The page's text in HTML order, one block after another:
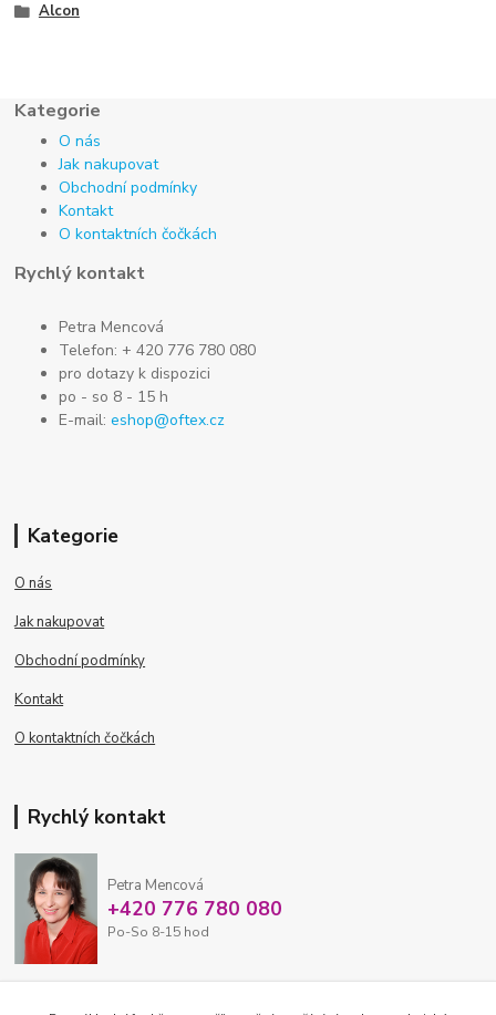
Alcon
Kategorie
O nás
Jak nakupovat
Obchodní podmínky
Kontakt
O kontaktních čočkách
Rychlý kontakt
Petra Mencová
Telefon: + 420 776 780 080
pro dotazy k dispozici
po - so 8 - 15 h
E-mail:eshop@oftex.cz
Kategorie
O nás
Jak nakupovat
Obchodní podmínky
Kontakt
O kontaktních čočkách
Rychlý kontakt
Petra Mencová
+420 776 780 080
Po-So 8-15 hod